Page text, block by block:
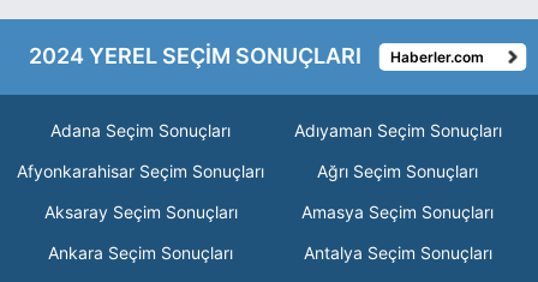
2024 YEREL SEÇİM SONUÇLARI Haberler.com
Adana Seçim Sonuçları
Adıyaman Seçim Sonuçları
Afyonkarahisar Seçim Sonuçları
Ağrı Seçim Sonuçları
Aksaray Seçim Sonuçları
Amasya Seçim Sonuçları
Ankara Seçim Sonuçları
Antalya Seçim Sonuçları